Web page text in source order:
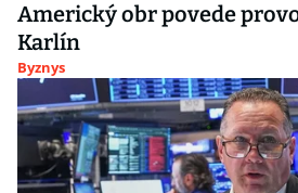
Americký obr povede
Karlín
Byznys